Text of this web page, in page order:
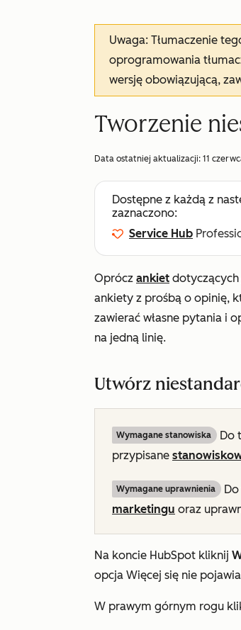
Uwaga: Tłumaczenie
oprogramowania
wersję obowiązującą,
Tworzenie
Data ostatniej aktualizacji: 11
Dostępne z każdą z
zaznaczono:
Service Hub
Oprócz ankiet dotyczących
ankiety z prośbą o opinię,
zawierać własne pytania i
na jedną linię.
Utwórz
Wymagane stanowiska
Do
przypisane stanowisko
Wymagane uprawnienia
marketingu oraz
Na koncie HubSpot kliknij
opcja Więcej się nie
W prawym górnym rogu